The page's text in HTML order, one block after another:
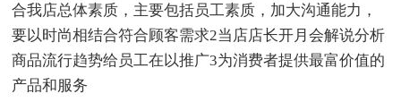
合我店总体素质，主要包括员工素质，加大沟通能力，
要以时尚相结合符合顾客需求2当店店长开月会解说分析
商品流行趋势给员工在以推广3为消费者提供最富价值的
产品和服务